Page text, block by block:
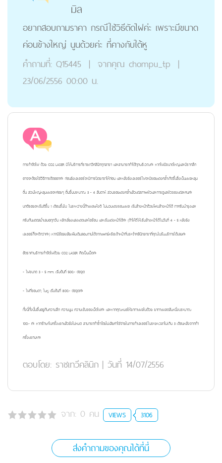
มิล
อยากสอบถามราคา กรณีใช้วิธีตัดไฝค่ะ เพราะมีขนาด
ค่อนข้างใหญ่ นูนด้วยค่ะ ที่คางกับใต้หู
คำถามที่: Q15445 | จากคุณ chompu_tp |
23/06/2556 00:00 น.
การกำจัดไฝ ด้วย CO2 LASER มีให้บริการที่ราชเทวีคลินิกทุกสาขา และสามารถทำได้ทุกบริเวณค่ะ หากไฝมีขนาดใหญ่และมีรากลึก
อาจจะต้องใช้วิธีการตัดออกค่ะ ก่อนยิงเลเซอร์จะมีการปิดยาชาให้ก่อน และหลังยิงเลเซอร์ไฝจะมีรอยแดงคล้ำเกิดขึ้นซึ่งเป็นแผลหลุม
ตื้น ส่วนใหญ่หลุมแผลจะค่อยๆ ตื้นขึ้นประมาณ 3 - 4 สัปดาห์ ส่วนรอยแดงคล้ำแล้วแต่สภาพผิวและการดูแลผิวของแต่ละคนค่ะ
ปกติรอยจะเริ่มดีขึ้น 1 เดือนขึ้นไป ในระหว่างนี้ถ้าแผลแห้งดี ไม่บวมแดงรอบแผล เริ่มล้างหน้าด้วยโฟมล้างหน้าได้ ทาครีมบำรุงและ
ครีมกันแดดสม่ำเสมอทุกวัน หลีกเลี่ยงแสงแดดและไอร้อน และเริ่มแต่งหน้าได้ค่ะ (ถ้าให้ดีให้เริ่มล้างหน้าได้ในวันที่ 4 - 5 หลังยิง
เลเซอร์ก็จะดีกว่าค่ะ) หากมีข้อสงสัยเพิ่มเติมสอบถามได้จากแพทย์หรือเจ้าหน้าที่ประจำคลินิกสาขาที่คุณไปรับบริการได้เลยค่ะ
อัตราค่าบริการกำจัดไฝด้วย CO2 LASER คิดเป็นเม็ดค่ะ
- ไฝขนาด 3 - 5 mm. เริ่มต้นที่ 500.- ต่อจุด
- ไฝที่ขอบตา, ใบหู เริ่มต้นที่ 800.- ต่อจุดค่ะ
ทั้งนี้ทั้งนั้นขึ้นอยู่กับความลึก ความนูน ความเข้มของเม็ดไฝค่ะ และหากคุณหมอให้ยาทาแผลไปด้วย ยาทาแผลตลับหนึ่งประมาณ
100.- ค่ะ หากรักษาไปครั้งแรกแล้วยังไม่หมด สามารถทำซ้ำโดยไม่เสียค่าใช้จ่ายในการทำเลเซอร์ในระยะเวลาไม่เกิน 3 เดือนหลังจากทำ
ครั้งแรกนะคะ
ตอบโดย: ราชเทวีคลินิก | วันที่ 14/07/2556
จาก: 0 คน VIEWS 3106
ส่งคำถามของคุณได้ที่นี่